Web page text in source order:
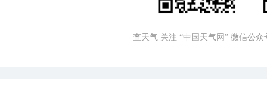
查天气 关注 “中国天气网” 微信公众